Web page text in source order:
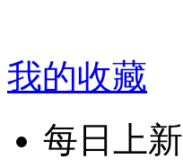
我的收藏
每日上新